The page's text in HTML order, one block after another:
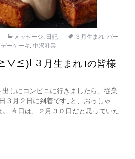
メッセージ, 日記 ３月生まれ, バー
ーケーキ, 中沢乳業
｢３月生まれ｣の皆様
しにコンビニに行きましたら、従業
３月２日に到着です｣と、おっしゃ
。 今日は、２月３０日だと思っていた